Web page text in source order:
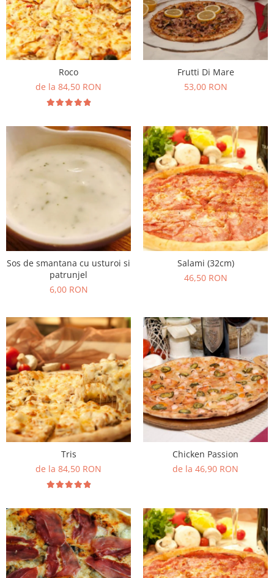
Garnituri
Salate
Sosuri
Roco
de la 84,50 RON
Frutti Di Mare
53,00 RON
Sos de smantana cu usturoi si
patrunjel
6,00 RON
Salami (32cm)
46,50 RON
Tris
de la 84,50 RON
Chicken Passion
de la 46,90 RON